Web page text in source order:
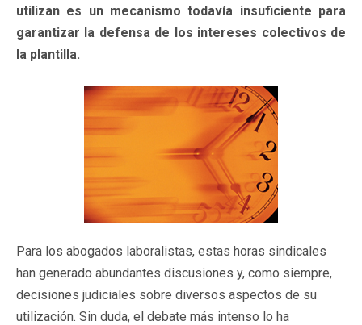
utilizan es un mecanismo todavía insuficiente para
garantizar la defensa de los intereses colectivos de
la plantilla.
Para los abogados laboralistas, estas horas sindicales
han generado abundantes discusiones y, como siempre,
decisiones judiciales sobre diversos aspectos de su
utilización. Sin duda, el debate más intenso lo ha